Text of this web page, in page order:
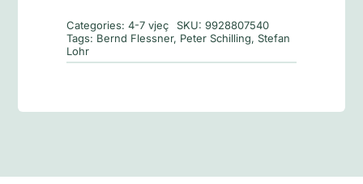
Shkëputje
e
Categories:4-7 vjeç SKU:9928807540
Tags: Bernd Flessner, Peter Schilling, Stefan
Lohr